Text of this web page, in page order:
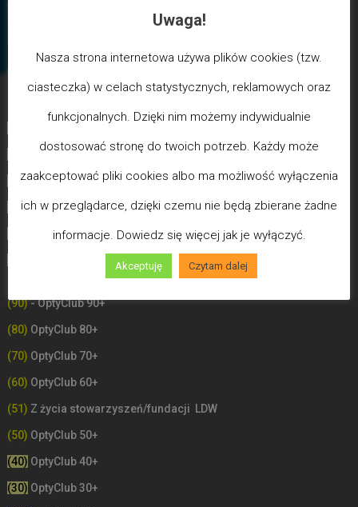
Poziom poświęceń LDW
(98)- Poziom Miłości
(97)- Poziom Mądrości
- Poziom Zdrowia (Uzdrowień)
(90-100) - OptyClub Plus - Słowo Boże
(90)- OptyClub 90+
(80) OptyClub 80+
(70) OptyClub 70+
(60) OptyClub 60+
(51) Z życia stowarzyszeń/fundacji LDW
(50) OptyClub 50+
(40) OptyClub 40+
(30) OptyClub 30+
Uwaga!
Nasza strona internetowa używa plików cookies (tzw.
ciasteczka) w celach statystycznych, reklamowych oraz
funkcjonalnych. Dzięki nim możemy indywidualnie
dostosować stronę do twoich potrzeb. Każdy może
zaakceptować pliki cookies albo ma możliwość wyłączenia
ich w przeglądarce, dzięki czemu nie będą zbierane żadne
informacje. Dowiedz się więcej jak je wyłączyć.
Akceptuję Czytam dalej